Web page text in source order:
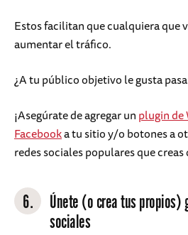
Estos facilitan que cualquiera que
aumentar el tráfico.
¿A tu público objetivo le gusta
¡Asegúrate de agregar unplugin de
Facebooka tu sitio y/o botones a
redes sociales populares que
6.
Únete (o crea tus propios)
sociales